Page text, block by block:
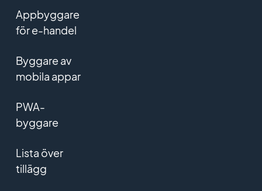
Appbyggare
för e-handel
Byggare av
mobila appar
PWA-
byggare
Lista över
tillägg